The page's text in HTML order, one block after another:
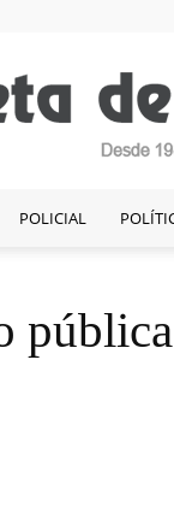
POLICIAL